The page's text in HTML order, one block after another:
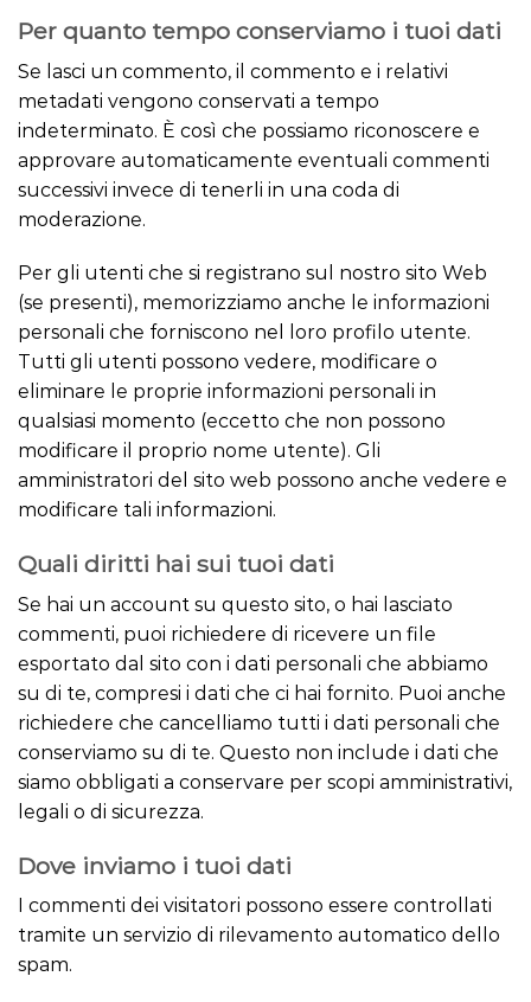
Per quanto tempo conserviamo i tuoi dati
Se lasci un commento, il commento e i relativi
metadati vengono conservati a tempo
indeterminato. È così che possiamo riconoscere e
approvare automaticamente eventuali commenti
successivi invece di tenerli in una coda di
moderazione.
Per gli utenti che si registrano sul nostro sito Web
(se presenti), memorizziamo anche le informazioni
personali che forniscono nel loro profilo utente.
Tutti gli utenti possono vedere, modificare o
eliminare le proprie informazioni personali in
qualsiasi momento (eccetto che non possono
modificare il proprio nome utente). Gli
amministratori del sito web possono anche vedere e
modificare tali informazioni.
Quali diritti hai sui tuoi dati
Se hai un account su questo sito, o hai lasciato
commenti, puoi richiedere di ricevere un file
esportato dal sito con i dati personali che abbiamo
su di te, compresi i dati che ci hai fornito. Puoi anche
richiedere che cancelliamo tutti i dati personali che
conserviamo su di te. Questo non include i dati che
siamo obbligati a conservare per scopi amministrativi,
legali o di sicurezza.
Dove inviamo i tuoi dati
I commenti dei visitatori possono essere controllati
tramite un servizio di rilevamento automatico dello
spam.